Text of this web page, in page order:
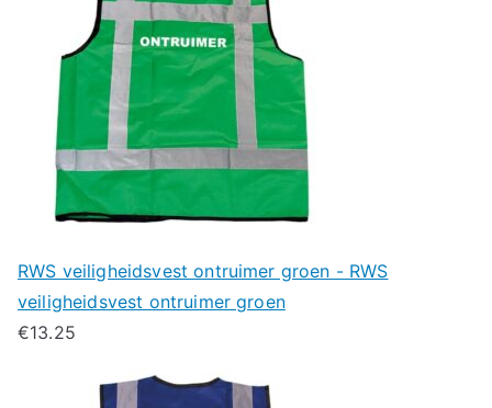
RWS veiligheidsvest ontruimer groen - RWS
veiligheidsvest ontruimer groen
€13.25